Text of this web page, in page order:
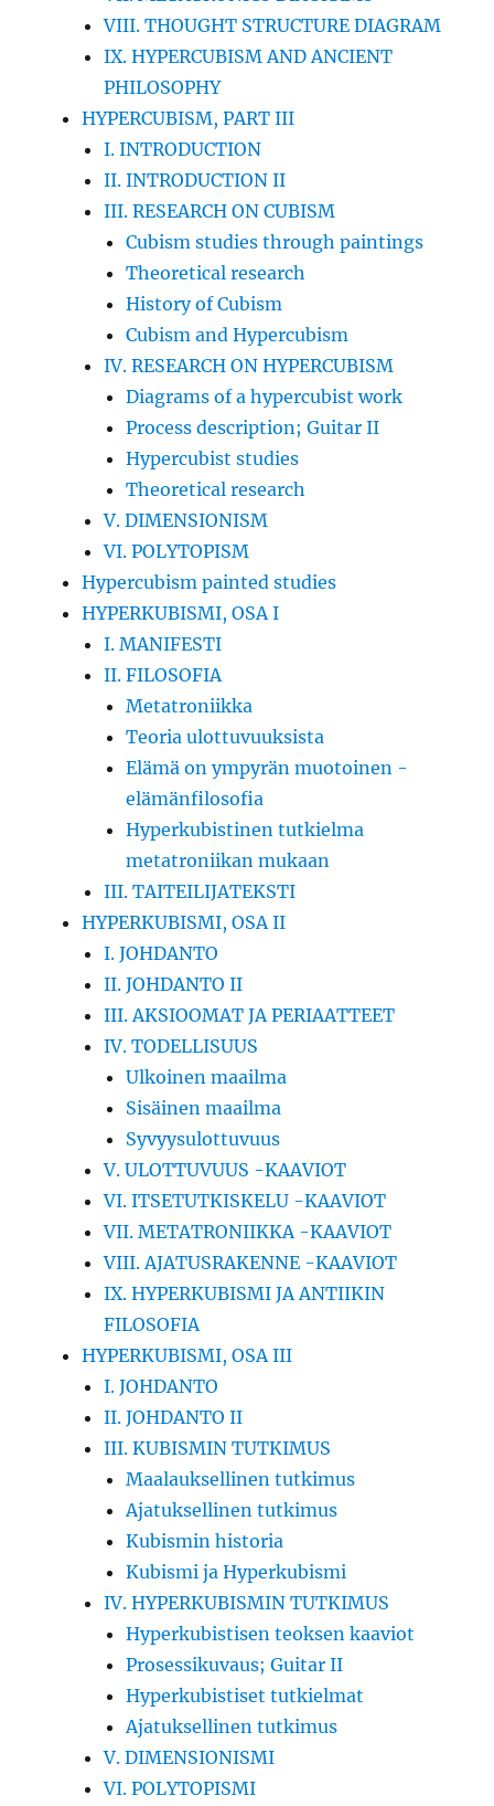
VIII. THOUGHT STRUCTURE DIAGRAM
IX. HYPERCUBISM AND ANCIENT
PHILOSOPHY
HYPERCUBISM, PART III
I. INTRODUCTION
II. INTRODUCTION II
III. RESEARCH ON CUBISM
Cubism studies through paintings
Theoretical research
History of Cubism
Cubism and Hypercubism
IV. RESEARCH ON HYPERCUBISM
Diagrams of a hypercubist work
Process description; Guitar II
Hypercubist studies
Theoretical research
V. DIMENSIONISM
VI. POLYTOPISM
Hypercubism painted studies
HYPERKUBISMI, OSA I
I. MANIFESTI
II. FILOSOFIA
Metatroniikka
Teoria ulottuvuuksista
Elämä on ympyrän muotoinen -
elämänfilosofia
Hyperkubistinen tutkielma
metatroniikan mukaan
III. TAITEILIJATEKSTI
HYPERKUBISMI, OSA II
I. JOHDANTO
II. JOHDANTO II
III. AKSIOOMAT JA PERIAATTEET
IV. TODELLISUUS
Ulkoinen maailma
Sisäinen maailma
Syvyysulottuvuus
V. ULOTTUVUUS -KAAVIOT
VI. ITSETUTKISKELU -KAAVIOT
VII. METATRONIIKKA -KAAVIOT
VIII. AJATUSRAKENNE -KAAVIOT
IX. HYPERKUBISMI JA ANTIIKIN
FILOSOFIA
HYPERKUBISMI, OSA III
I. JOHDANTO
II. JOHDANTO II
III. KUBISMIN TUTKIMUS
Maalauksellinen tutkimus
Ajatuksellinen tutkimus
Kubismin historia
Kubismi ja Hyperkubismi
IV. HYPERKUBISMIN TUTKIMUS
Hyperkubistisen teoksen kaaviot
Prosessikuvaus; Guitar II
Hyperkubistiset tutkielmat
Ajatuksellinen tutkimus
V. DIMENSIONISMI
VI. POLYTOPISMI